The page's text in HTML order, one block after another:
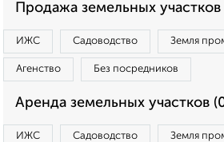
Продажа земельных участков
ИЖС Садоводство Земля
Агенство Без посредников
Аренда земельных участков
ИЖС Садоводство Земля